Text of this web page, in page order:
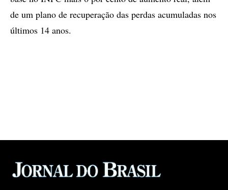
de um plano de recuperação das perdas acumuladas nos
últimos 14 anos.